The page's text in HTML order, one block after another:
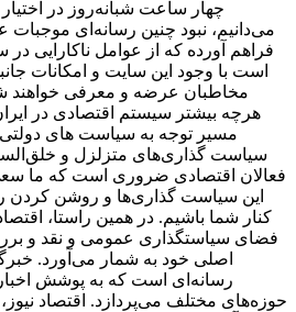
چهار ساعت شبانه‌روز در
می‌دانیم، نبود چنین رسانه‌ای موجبات
فراهم آورده که از عوامل ناکارایی
است با وجود این سایت و امکانات
مخاطبان عرضه و معرفی خواهند
هرچه بیشتر سیستم اقتصادی در
مسیر توجه به سیاست های دولتی
سیاست گذاری‌های متزلزل و
فعالان اقتصادی ضروری است که ما
این سیاست گذاری‌ها و روشن کردن
کنار شما باشیم. در همین راستا،
فضای سیاستگذاری عمومی و نقد و
اصلی خود به شمار می‌آورد.
رسانه‌ای است که به پوشش اخبار
حوزه‌های مختلف می‌پردازد. اقتصاد